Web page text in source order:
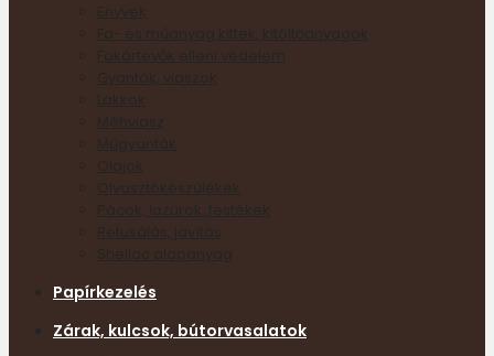
Enyvek
Fa- és műanyag kittek, kitöltőanyagok
Fakártevők elleni védelem
Gyanták, viaszok
Lakkok
Méhviasz
Műgyanták
Olajok
Olvasztókészülékek
Pácok, lazúrok, festékek
Retusálás, javítás
Papírkezelés
Zárak, kulcsok, bútorvasalatok